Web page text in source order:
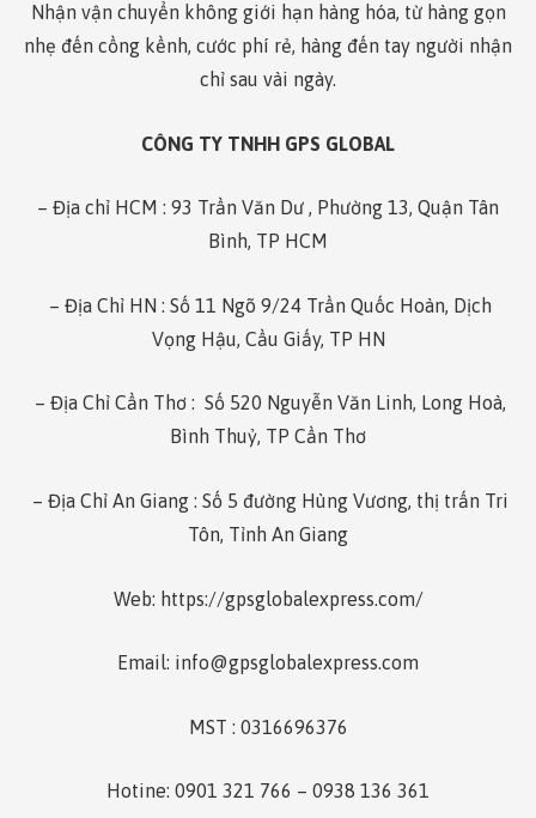
Nhận vận chuyển không giới hạn hàng hóa, từ hàng gọn
nhẹ đến cồng kềnh, cước phí rẻ, hàng đến tay người nhận
chỉ sau vài ngày.
CÔNG TY TNHH GPS GLOBAL
– Địa chỉ HCM : 93 Trần Văn Dư , Phường 13, Quận Tân
Bình, TP HCM
– Địa Chỉ HN : Số 11 Ngõ 9/24 Trần Quốc Hoàn, Dịch
Vọng Hậu, Cầu Giấy, TP HN
– Địa Chỉ Cần Thơ : Số 520 Nguyễn Văn Linh, Long Hoà,
Bình Thuỷ, TP Cần Thơ
– Địa Chỉ An Giang : Số 5 đường Hùng Vương, thị trấn Tri
Tôn, Tỉnh An Giang
Web: https://gpsglobalexpress.com/
Email: info@gpsglobalexpress.com
MST : 0316696376
Hotine: 0901 321 766 – 0938 136 361